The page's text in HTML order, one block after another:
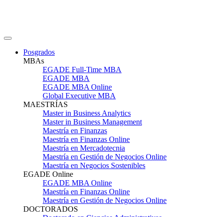
Posgrados
MBAs
EGADE Full-Time MBA
EGADE MBA
EGADE MBA Online
Global Executive MBA
MAESTRÍAS
Master in Business Analytics
Master in Business Management
Maestría en Finanzas
Maestría en Finanzas Online
Maestría en Mercadotecnia
Maestría en Gestión de Negocios Online
Maestría en Negocios Sostenibles
EGADE Online
EGADE MBA Online
Maestría en Finanzas Online
Maestría en Gestión de Negocios Online
DOCTORADOS